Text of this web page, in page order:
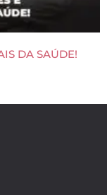
DA SAÚDE!